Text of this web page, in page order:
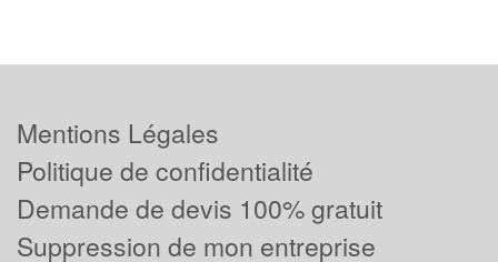
Mentions Légales
Politique de confidentialité
Demande de devis 100% gratuit
Suppression de mon entreprise